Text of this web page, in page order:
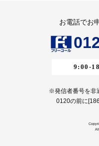
お電話でお
9:00-
※発信者番号を非
0120の前に